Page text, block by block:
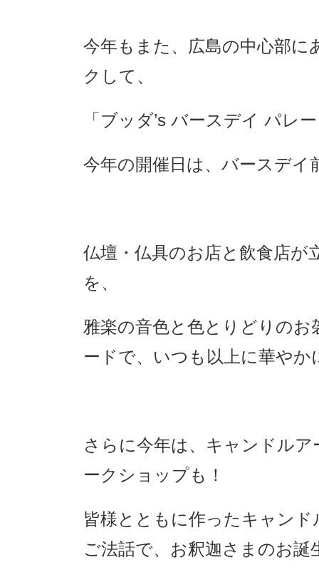
今年もまた、広島の中心部に
クして、
「ブッダ’s バースデイ パレ
今年の開催日は、バースデイ
仏壇・仏具のお店と飲食店が
を、
雅楽の音色と色とりどりの
ードで、いつも以上に華やか
さらに今年は、キャンドル
ークショップも！
皆様とともに作ったキャン
ご法話で、お釈迦さまのお誕